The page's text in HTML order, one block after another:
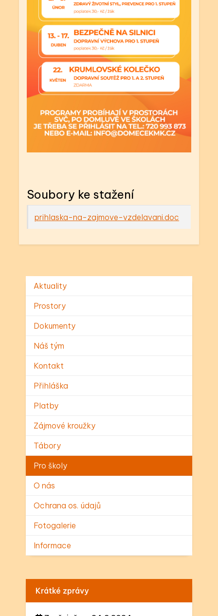
Soubory ke stažení
prihlaska-na-zajmove-vzdelavani.doc
Aktuality
Prostory
Dokumenty
Náš tým
Kontakt
Přihláška
Platby
Zájmové kroužky
Tábory
Pro školy
O nás
Ochrana os. údajů
Fotogalerie
Informace
Krátké zprávy